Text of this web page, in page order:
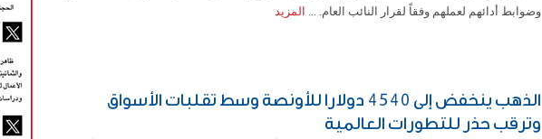
وضوابط أدائهم لعملهم وفقاً لقرار النائب العام. ... المزيد
الذهب ينخفض إلى 4540 دولارا للأونصة وسط تقلبات الأسواق
وترقب حذر للتطورات العالمية